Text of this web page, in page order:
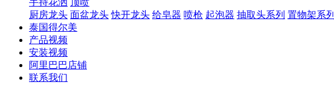
手持花洒 顶喷
厨房龙头 面盆龙头 快开龙头 给皂器 喷枪 起泡器 抽取头系列 置物架系列
泰国得尔美
产品视频
安装视频
阿里巴巴店铺
联系我们